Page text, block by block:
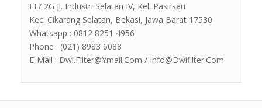
EE/ 2G Jl. Industri Selatan IV, Kel. Pasirsari
Kec. Cikarang Selatan, Bekasi, Jawa Barat 17530
Whatsapp : 0812 8251 4956
Phone : (021) 8983 6088
E-Mail : Dwi.Filter@Ymail.Com / Info@Dwifilter.Com